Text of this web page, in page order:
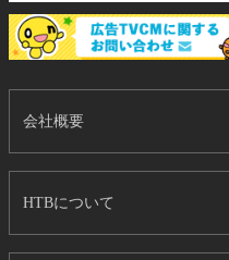
会社概要
HTBについて